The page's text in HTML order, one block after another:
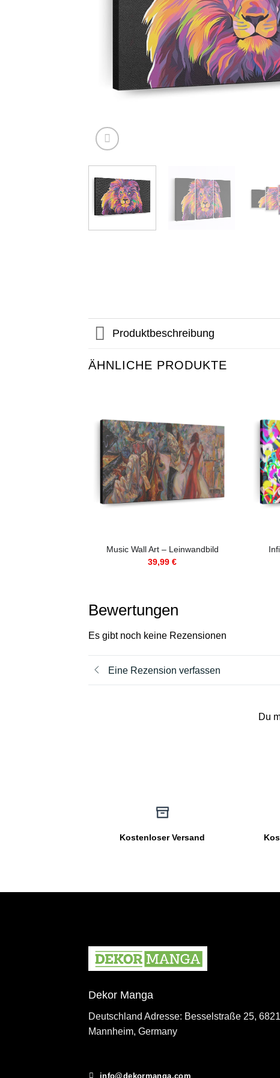
Produktbeschreibung
ÄHNLICHE PRODUKTE
Music Wall Art – Leinwandbild
39,99€
Bewertungen
Es gibt noch keine Rezensionen
Eine Rezension verfassen
Du
Kostenloser Versand
Dekor Manga
Deutschland Adresse: Besselstraße 25,
Mannheim, Germany
info@dekormanga.com